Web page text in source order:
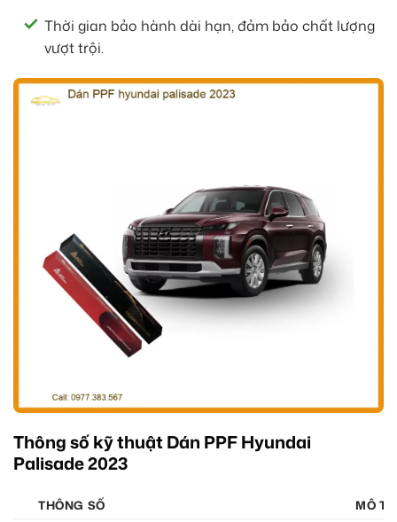
Thời gian bảo hành dài hạn, đảm bảo chất lượng
vượt trội.
Thông số kỹ thuật Dán PPF Hyundai
Palisade 2023
THÔNG SỐ MÔ